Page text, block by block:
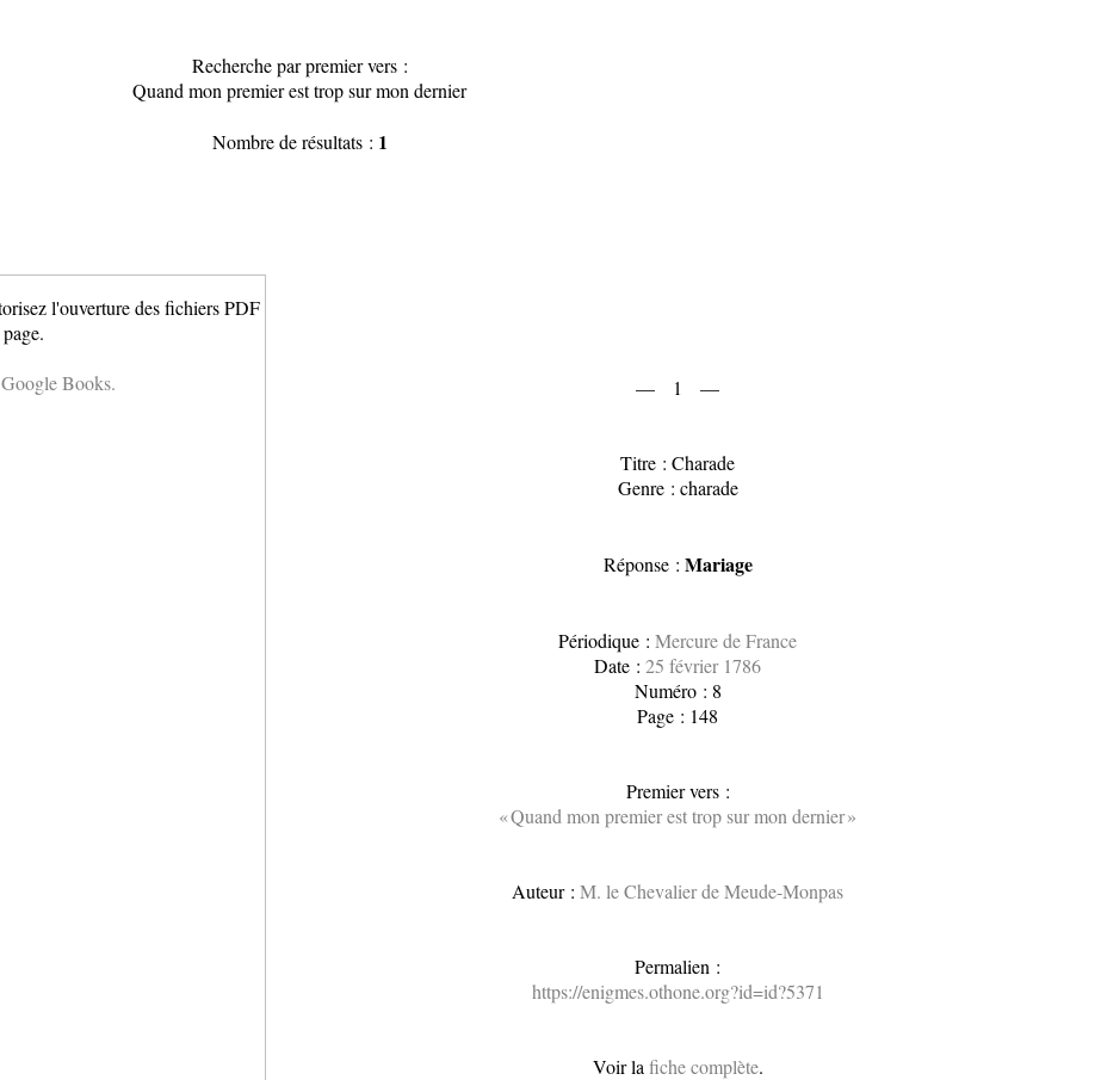
Recherche par premier vers :
Quand mon premier est trop sur mon dernier
Nombre de résultats : 1
l'ouverture des fichiers PDF
Books.
— 1 —
Titre : Charade
Genre : charade
Réponse : Mariage
Périodique :Mercure de France
Date :25 février 1786
Numéro : 8
Page : 148
Premier vers :
« Quand mon premier est trop sur mon dernier »
Auteur :M. le Chevalier de Meude-Monpas
Permalien :
https://enigmes.othone.org?id=id?5371
Voir la fiche complète.